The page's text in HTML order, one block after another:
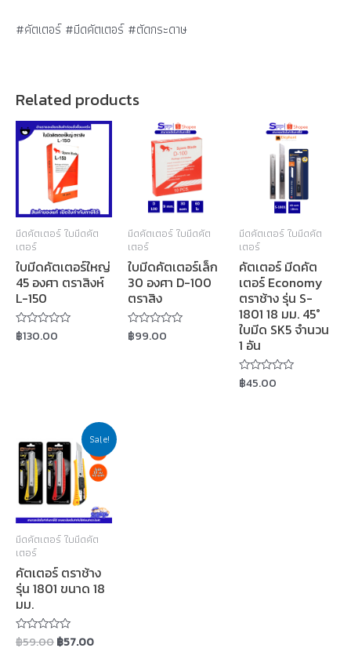
#คัตเตอร์ #มีดคัตเตอร์ #ตัดกระดาษ
Related products
มีดคัตเตอร์ ใบมีดคัต
เตอร์
ใบมีดคัตเตอร์ใหญ่
45 องศา ตราสิงห์
L-150
Rated
0
฿130.00
มีดคัตเตอร์ ใบมีดคัต
เตอร์
ใบมีดคัตเตอร์เล็ก
30 องศา D-100
ตราสิง
Rated
0
฿99.00
มีดคัตเตอร์ ใบมีดคัต
เตอร์
คัตเตอร์ มีดคัต
เตอร์ Economy
ตราช้าง รุ่น S-
1801 18 มม. 45°
ใบมีด SK5 จำนวน
1 อัน
Rated
0
฿45.00
Sale!
มีดคัตเตอร์ ใบมีดคัต
เตอร์
คัตเตอร์ ตราช้าง
รุ่น 1801 ขนาด 18
มม.
Rated
0
฿59.00฿57.00